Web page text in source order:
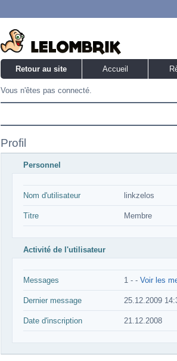
Retour au site Accueil
Vous n'êtes pas connecté.
Profil
Personnel
Nom d'utilisateur linkzelos
Titre Membre
Activité de l'utilisateur
Messages 1 - - Voir les
Dernier message 25.12.2009
Date d'inscription 21.12.2008